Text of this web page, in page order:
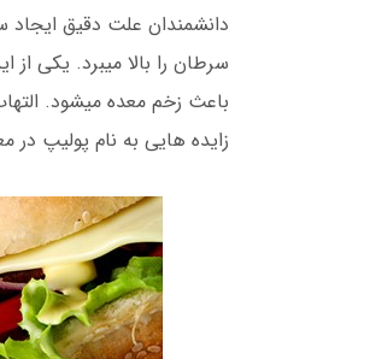
دانشمندان علت دقیق ایجاد
سرطان را بالا میبرد. یکی
باعث زخم معده میشود.
زایده هایی به نام پولیپ